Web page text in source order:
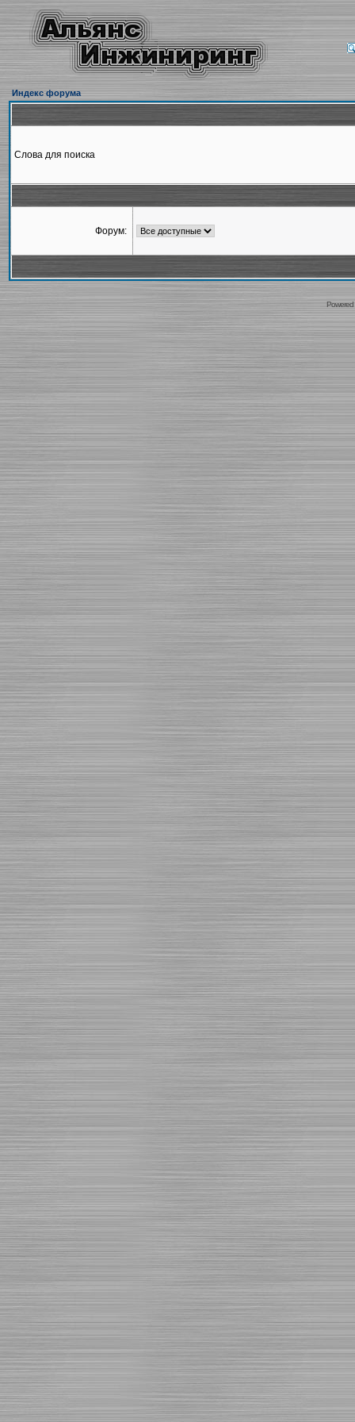
Индекс форума
Слова для поиска
Форум: